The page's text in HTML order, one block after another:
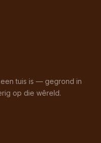
tuis is — gegrond in
op die wêreld.